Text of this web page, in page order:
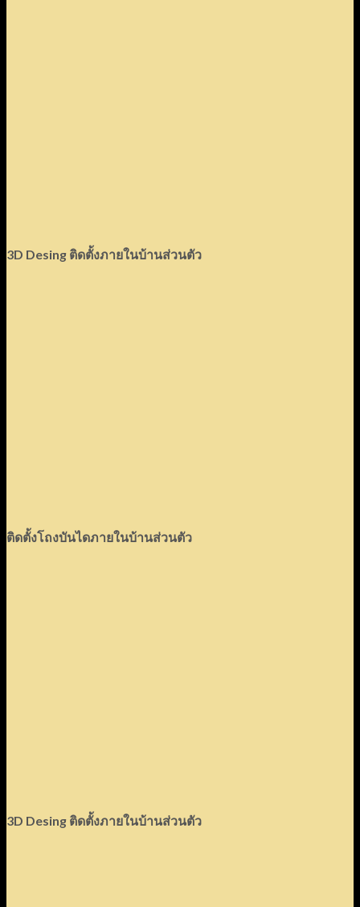
3D Desing ติดตั้งภายในบ้านส่วนตัว
ติดตั้งโถงบันไดภายในบ้านส่วนตัว
3D Desing ติดตั้งภายในบ้านส่วนตัว